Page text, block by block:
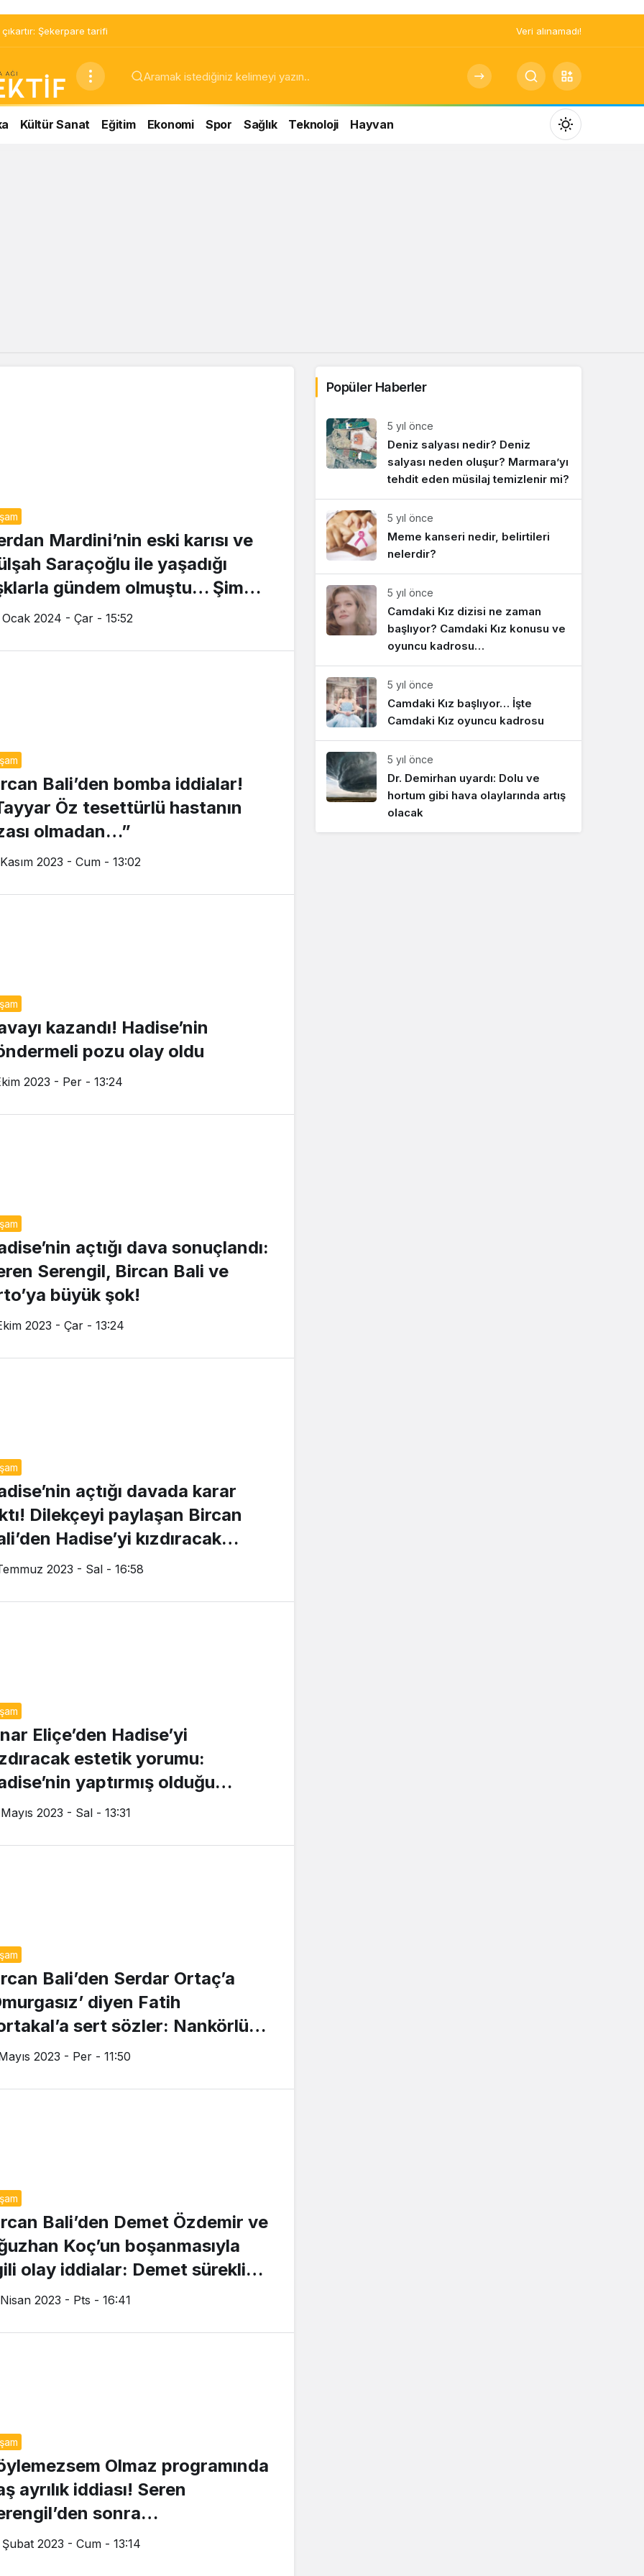
Şekerpare tarifi Veri alınamadı!
Kültür Sanat Eğitim Ekonomi Spor Sağlık Teknoloji Hayvan
Mod
değiştir
Mardini’nin eski karısı ve
Saraçoğlu ile yaşadığı
gündem olmuştu… Şimdi
Bircan Bali ile aşk yaşıyor!
2024 - Çar - 15:52
Bali’den bomba iddialar!
Öz tesettürlü hastanın
olmadan…”
2023 - Cum - 13:02
kazandı! Hadise’nin
pozu olay oldu
2023 - Per - 13:24
açtığı dava sonuçlandı:
Serengil, Bircan Bali ve
büyük şok!
2023 - Çar - 13:24
açtığı davada karar
Dilekçeyi paylaşan Bircan
Hadise’yi kızdıracak
2023 - Sal - 16:58
Eliçe’den Hadise’yi
estetik yorumu:
yaptırmış olduğu
beğenmedim
2023 - Sal - 13:31
Bali’den Serdar Ortaç’a
diyen Fatih
sert sözler: Nankörlük
2023 - Per - 11:50
Bali’den Demet Özdemir ve
Koç’un boşanmasıyla
olay iddialar: Demet sürekli
konuşmuş
2023 - Pts - 16:41
Olmaz programında
ayrılık iddiası! Seren
sonra…
2023 - Cum - 13:14
Popüler Haberler
5 yıl önce
Deniz salyası nedir? Deniz
salyası neden oluşur? Marmara’yı
tehdit eden müsilaj temizlenir mi?
5 yıl önce
Meme kanseri nedir, belirtileri
nelerdir?
5 yıl önce
Camdaki Kız dizisi ne zaman
başlıyor? Camdaki Kız konusu ve
oyuncu kadrosu…
5 yıl önce
Camdaki Kız başlıyor… İşte
Camdaki Kız oyuncu kadrosu
5 yıl önce
Dr. Demirhan uyardı: Dolu ve
hortum gibi hava olaylarında artış
olacak